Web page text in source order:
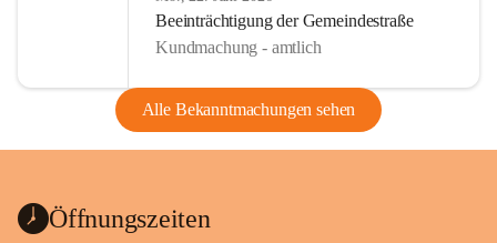
Beeinträchtigung der Gemeindestraße
Kundmachung - amtlich
Alle Bekanntmachungen sehen
Öffnungszeiten